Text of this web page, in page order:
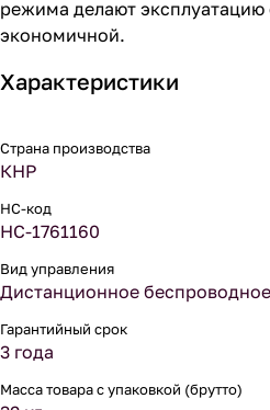
режима делают эксплуатацию
экономичной.
Характеристики
Страна производства
КНР
НС-код
НС-1761160
Вид управления
Дистанционное беспроводное
Гарантийный срок
3 года
Масса товара с упаковкой (брутто)